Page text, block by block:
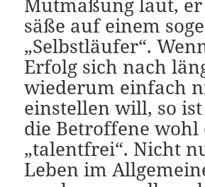
Mutmaßung laut, er
säße auf einem
„Selbstläufer“.
Erfolg sich nach
wiederum einfach
einstellen will, so
die Betroffene wohl
„talentfrei“. Nicht
Leben im